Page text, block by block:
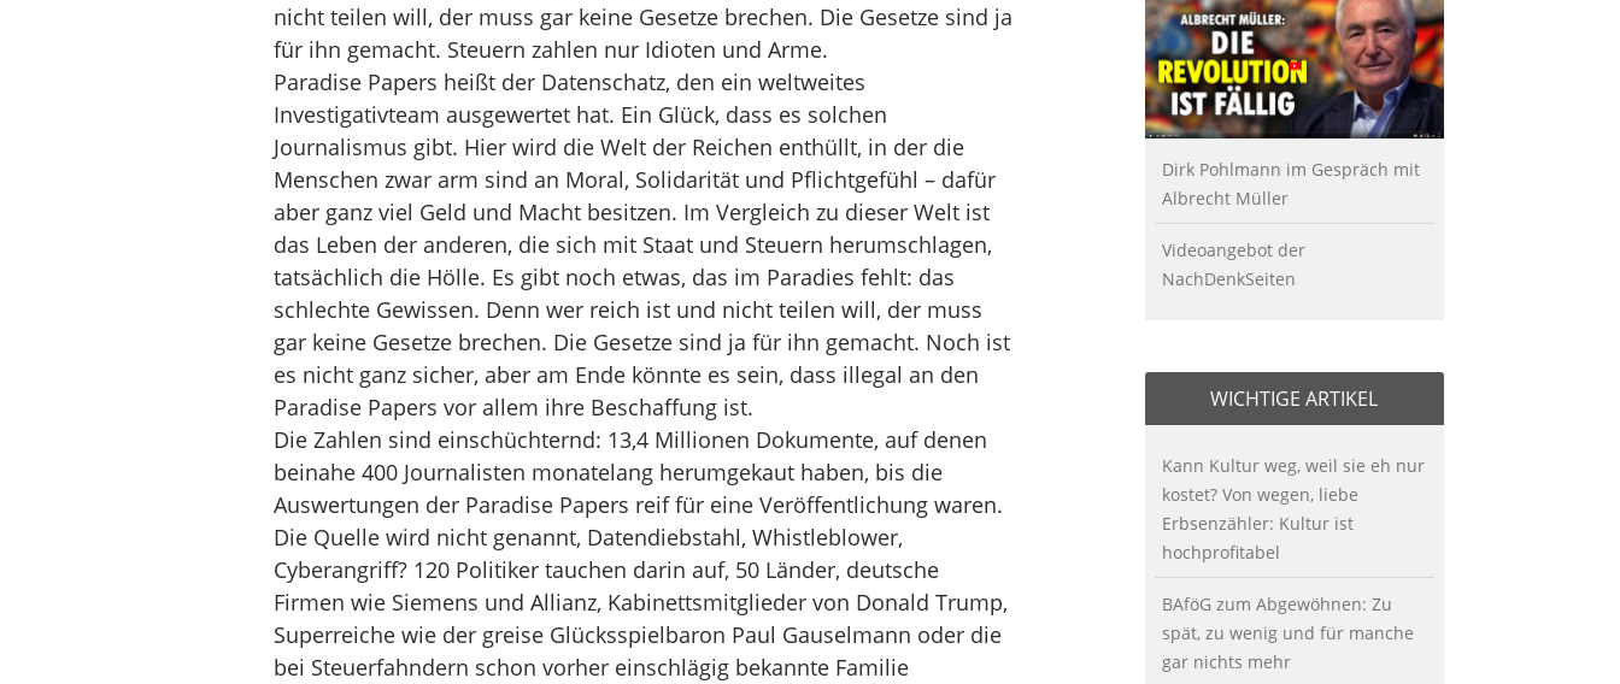
nicht teilen will, der muss gar keine Gesetze brechen. Die Gesetze sind ja
für ihn gemacht. Steuern zahlen nur Idioten und Arme.
Paradise Papers heißt der Datenschatz, den ein weltweites
Investigativteam ausgewertet hat. Ein Glück, dass es solchen
Journalismus gibt. Hier wird die Welt der Reichen enthüllt, in der die
Menschen zwar arm sind an Moral, Solidarität und Pflichtgefühl – dafür
aber ganz viel Geld und Macht besitzen. Im Vergleich zu dieser Welt ist
das Leben der anderen, die sich mit Staat und Steuern herumschlagen,
tatsächlich die Hölle. Es gibt noch etwas, das im Paradies fehlt: das
schlechte Gewissen. Denn wer reich ist und nicht teilen will, der muss
gar keine Gesetze brechen. Die Gesetze sind ja für ihn gemacht. Noch ist
es nicht ganz sicher, aber am Ende könnte es sein, dass illegal an den
Paradise Papers vor allem ihre Beschaffung ist.
Die Zahlen sind einschüchternd: 13,4 Millionen Dokumente, auf denen
beinahe 400 Journalisten monatelang herumgekaut haben, bis die
Auswertungen der Paradise Papers reif für eine Veröffentlichung waren.
Die Quelle wird nicht genannt, Datendiebstahl, Whistleblower,
Cyberangriff? 120 Politiker tauchen darin auf, 50 Länder, deutsche
Firmen wie Siemens und Allianz, Kabinettsmitglieder von Donald Trump,
Superreiche wie der greise Glücksspielbaron Paul Gauselmann oder die
bei Steuerfahndern schon vorher einschlägig bekannte Familie
Dirk Pohlmann im Gespräch mit
Albrecht Müller
Videoangebot der
NachDenkSeiten
WICHTIGE ARTIKEL
Kann Kultur weg, weil sie eh nur
kostet? Von wegen, liebe
Erbsenzähler: Kultur ist
hochprofitabel
BAföG zum Abgewöhnen: Zu
spät, zu wenig und für manche
gar nichts mehr